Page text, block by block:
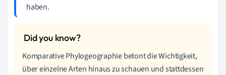
haben.
Komparative Phylogeographie betont die Wichtigkeit,
über einzelne Arten hinaus zu schauen und stattdessen